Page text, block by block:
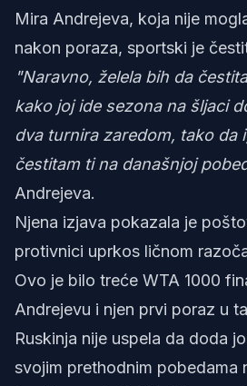
Mira Andrejeva, koja nije
nakon poraza, sportski je
"Naravno, želela bih da
kako joj ide sezona na šljaci
dva turnira zaredom, tako da
čestitam ti na današnjoj
Andrejeva.
Njena izjava pokazala je
protivnici uprkos ličnom
Ovo je bilo treće WTA 1000
Andrejevu i njen prvi poraz u
Ruskinja nije uspela da doda
svojim prethodnim pobedama